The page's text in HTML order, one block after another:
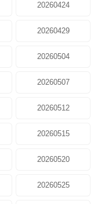
20260424
20260429
20260504
20260507
20260512
20260515
20260520
20260525